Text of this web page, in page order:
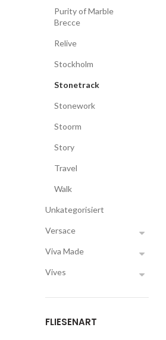
Purity of Marble
Brecce
Relive
Stockholm
Stonetrack
Stonework
Stoorm
Story
Travel
Walk
Unkategorisiert
Versace
Viva Made
Vives
FLIESENART